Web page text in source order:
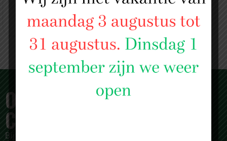
OVER SLAGERIJ ISLAM
CENTRUM
Bij